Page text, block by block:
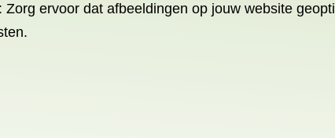
ervoor dat afbeeldingen op jouw website